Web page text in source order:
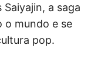
a saga
o mundo e se
pop.